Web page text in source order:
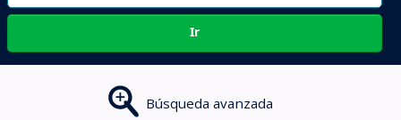
Ir
Búsqueda avanzada